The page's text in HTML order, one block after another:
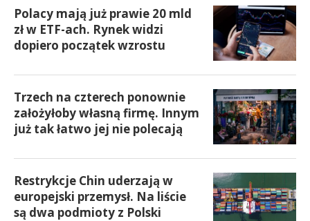
Polacy mają już prawie 20 mld
zł w ETF-ach. Rynek widzi
dopiero początek wzrostu
Trzech na czterech ponownie
założyłoby własną firmę. Innym
już tak łatwo jej nie polecają
Restrykcje Chin uderzają w
europejski przemysł. Na liście
są dwa podmioty z Polski